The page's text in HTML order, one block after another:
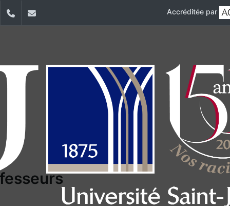
YouTube+961 (1) 421 443 Accréditée par